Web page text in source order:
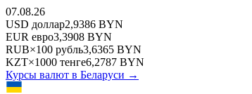
07.08.26
USD доллар2,9386 BYN
EUR евро3,3908 BYN
RUB×100 рубль3,6365 BYN
KZT×1000 тенге6,2787 BYN
Курсы валют в Беларуси →